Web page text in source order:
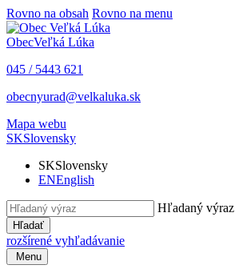
Rovno na obsah Rovno na menu
ObecVeľká Lúka
045 / 5443 621
obecnyurad@velkaluka.sk
Mapa webu
SKSlovensky
SKSlovensky
ENEnglish
Hľadaný výraz
Hľadať
rozšírené vyhľadávanie
Menu